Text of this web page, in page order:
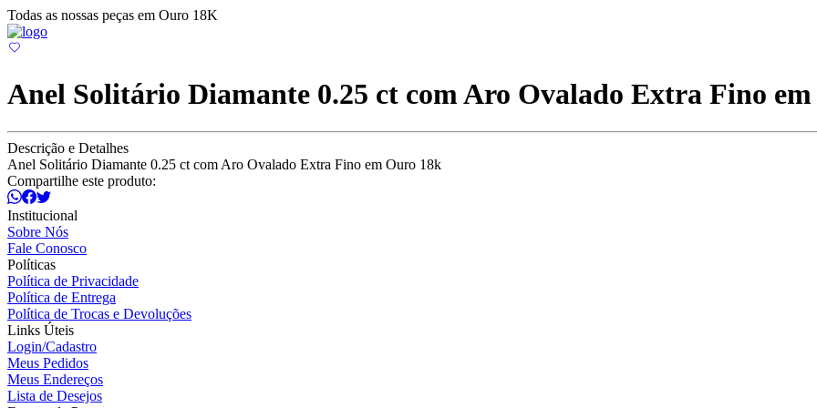
Todas as nossas peças em Ouro 18K
Anel Solitário Diamante 0.25 ct com Aro Ovalado Extra Fino
Descrição e Detalhes
Anel Solitário Diamante 0.25 ct com Aro Ovalado Extra Fino em Ouro 18k
Compartilhe este produto:
Institucional
Sobre Nós
Fale Conosco
Políticas
Política de Privacidade
Política de Entrega
Política de Trocas e Devoluções
Links Úteis
Login/Cadastro
Meus Pedidos
Meus Endereços
Lista de Desejos